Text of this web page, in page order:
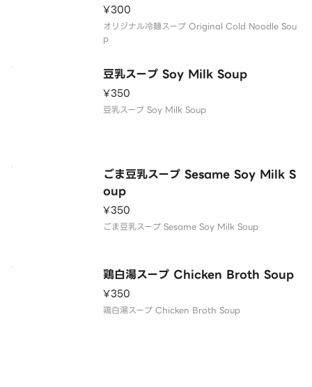
¥300
オリジナル冷麺スープ Original Cold Noodle Sou
p
豆乳スープ Soy Milk Soup
¥350
豆乳スープ Soy Milk Soup
ごま豆乳スープ Sesame Soy Milk S
oup
¥350
ごま豆乳スープ Sesame Soy Milk Soup
鶏白湯スープ Chicken Broth Soup
¥350
鶏白湯スープ Chicken Broth Soup